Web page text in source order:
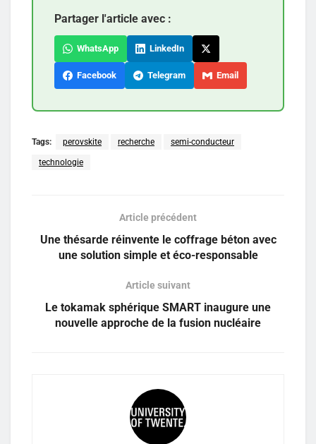
Partager l'article avec :
WhatsApp LinkedIn
Facebook Telegram Email
Tags: perovskite recherche semi-conducteur
technologie
Article précédent
Une thésarde réinvente le coffrage béton avec
une solution simple et éco-responsable
Article suivant
Le tokamak sphérique SMART inaugure une
nouvelle approche de la fusion nucléaire